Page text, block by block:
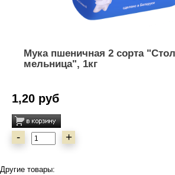
Мука пшеничная 2 сорта
мельница", 1кг
1,20 руб
- +
Другие товары: